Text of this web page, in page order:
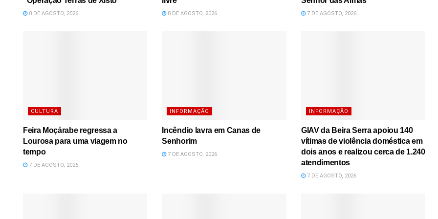
8 DE AGOSTO, 2026 8 DE AGOSTO, 2026 7 DE AGOSTO, 2026
CULTURA
Feira Moçárabe regressa a
Lourosa para uma viagem no
tempo
7 DE AGOSTO, 2026
INFORMAÇÃO
Incêndio lavra em Canas de
Senhorim
7 DE AGOSTO, 2026
INFORMAÇÃO
GIAV da Beira Serra apoiou 140
vítimas de violência doméstica em
dois anos e realizou cerca de 1.240
atendimentos
7 DE AGOSTO, 2026